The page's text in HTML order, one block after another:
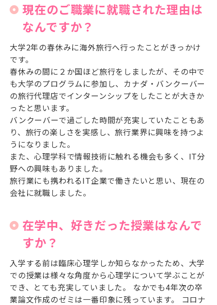
現在のご職業に就職された理由は
なんですか？
大学2年の春休みに海外旅行へ行ったことがきっかけ
です。
春休みの間に２か国ほど旅行をしましたが、その中で
も大学のプログラムに参加し、カナダ・バンクーバー
の旅行代理店でインターンシップをしたことが大きか
ったと思います。
バンクーバーで過ごした時間が充実していたこともあ
り、旅行の楽しさを実感し、旅行業界に興味を持つよ
うになりました。
また、心理学科で情報技術に触れる機会も多く、IT分
野への興味もありました。
旅行業にも携われるIT企業で働きたいと思い、現在の
会社に就職しました。
在学中、好きだった授業はなんで
すか？
入学する前は臨床心理学しか知らなかったため、大学
での授業は様々な角度から心理学について学ぶことが
でき、とても充実していました。 なかでも4年次の卒
業論文作成のゼミは一番印象に残っています。 コロナ